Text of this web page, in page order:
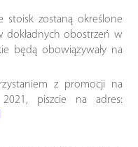
stoisk zostaną określone
dokładnych obostrzeń w
będą obowiązywały na
z promocji na
piszcie na adres: